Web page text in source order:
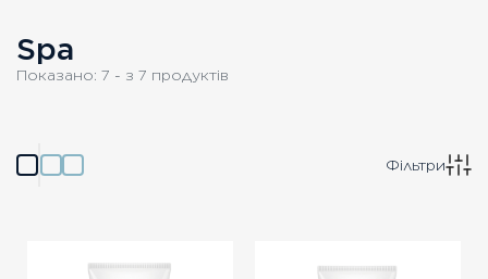
SPF
Spa
Показано: 7 - з 7 продуктів
Фільтри